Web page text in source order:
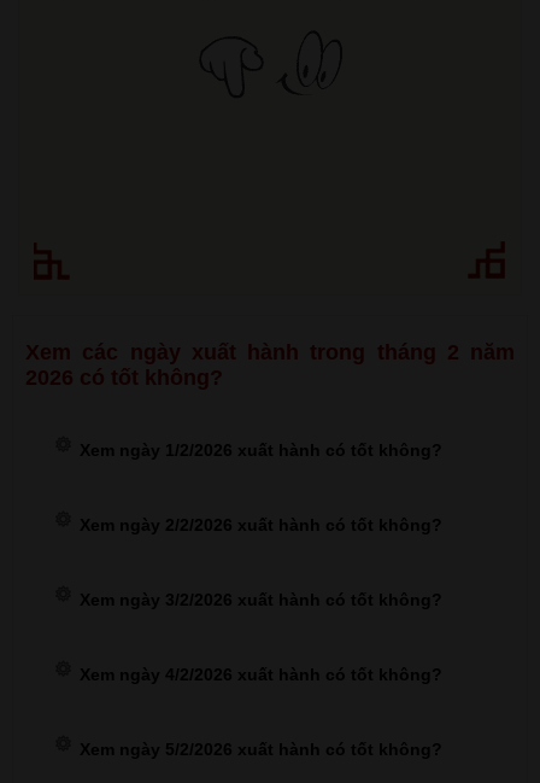
Xem các ngày xuất hành trong tháng 2 năm
2026 có tốt không?
Xem ngày 1/2/2026 xuất hành có tốt không?
Xem ngày 2/2/2026 xuất hành có tốt không?
Xem ngày 3/2/2026 xuất hành có tốt không?
Xem ngày 4/2/2026 xuất hành có tốt không?
Xem ngày 5/2/2026 xuất hành có tốt không?